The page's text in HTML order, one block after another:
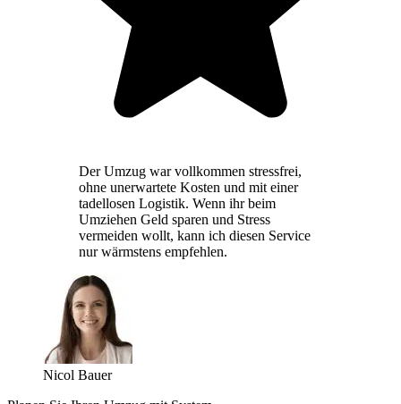
Der Umzug war vollkommen stressfrei,
ohne unerwartete Kosten und mit einer
tadellosen Logistik. Wenn ihr beim
Umziehen Geld sparen und Stress
vermeiden wollt, kann ich diesen Service
nur wärmstens empfehlen.
Nicol Bauer